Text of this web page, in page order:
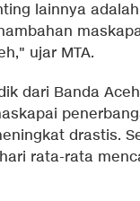
lainnya
ujar MTA.
dari Banda
drastis.
rata-rata